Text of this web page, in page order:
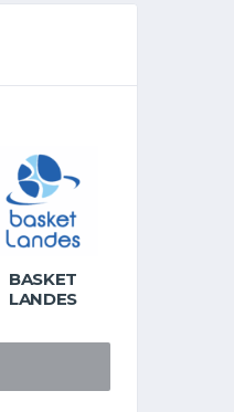
BASKET
LANDES